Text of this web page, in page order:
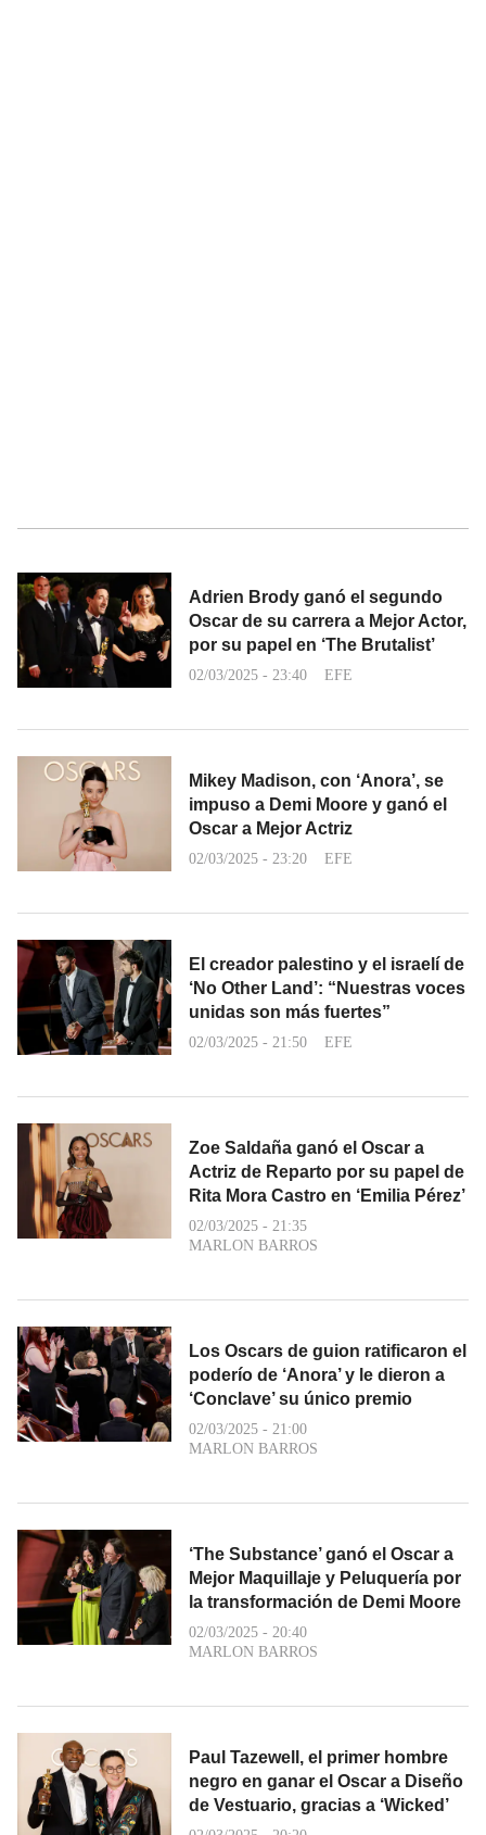
Adrien Brody ganó el segundo
Oscar de su carrera a Mejor Actor,
por su papel en ‘The Brutalist’
02/03/2025 - 23:40 EFE
Mikey Madison, con ‘Anora’, se
impuso a Demi Moore y ganó el
Oscar a Mejor Actriz
02/03/2025 - 23:20 EFE
El creador palestino y el israelí de
‘No Other Land’: “Nuestras voces
unidas son más fuertes”
02/03/2025 - 21:50 EFE
Zoe Saldaña ganó el Oscar a
Actriz de Reparto por su papel de
Rita Mora Castro en ‘Emilia Pérez’
02/03/2025 - 21:35
MARLON BARROS
Los Oscars de guion ratificaron el
poderío de ‘Anora’ y le dieron a
‘Conclave’ su único premio
02/03/2025 - 21:00
MARLON BARROS
‘The Substance’ ganó el Oscar a
Mejor Maquillaje y Peluquería por
la transformación de Demi Moore
02/03/2025 - 20:40
MARLON BARROS
Paul Tazewell, el primer hombre
negro en ganar el Oscar a Diseño
de Vestuario, gracias a ‘Wicked’